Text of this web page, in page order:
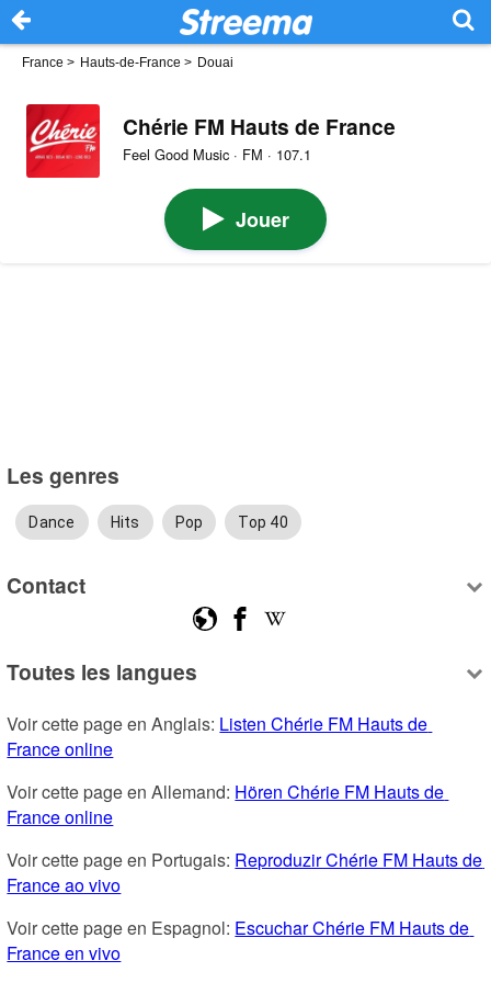
France > Hauts-de-France > Douai
Chérie FM Hauts de France
Feel Good Music · FM · 107.1
Jouer
Les genres
Dance Hits Pop Top 40
Contact
Toutes les langues
Voir cette page en Anglais: Listen Chérie FM Hauts de
France online
Voir cette page en Allemand: Hören Chérie FM Hauts de
France online
Voir cette page en Portugais: Reproduzir Chérie FM Hauts de
France ao vivo
Voir cette page en Espagnol: Escuchar Chérie FM Hauts de
France en vivo